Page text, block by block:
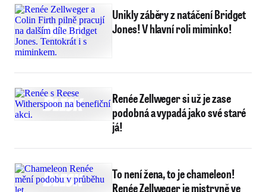
Unikly záběry z natáčení Bridget
Jones! V hlavní roli miminko!
Renée Zellweger si už je zase
podobná a vypadá jako své staré
já!
To není žena, to je chameleon!
Renée Zellweger je mistryně ve